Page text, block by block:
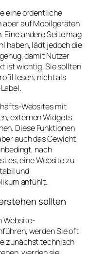
eine ordentliche
aber auf Mobilgeräten
andere Seite mag
haben, lädt jedoch die
damit Nutzer
ist wichtig. Sie sollten
lesen, nicht als
Websites mit
externen Widgets
Diese Funktionen
auch das Gewicht
nach
es, eine Website zu
und
anfühlt.
sollten
Website-
werden Sie oft
zunächst technisch